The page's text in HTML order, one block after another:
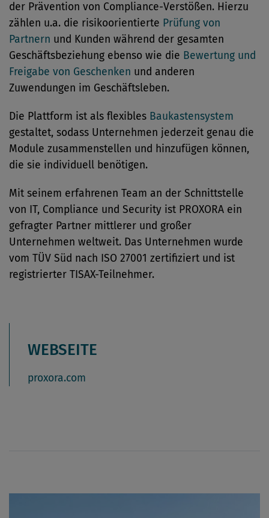
der Prävention von Compliance-Verstößen. Hierzu
zählen u.a. die risikoorientierte Prüfung von
Partnern und Kunden während der gesamten
Geschäftsbeziehung ebenso wie die Bewertung und
Freigabe von Geschenken und anderen
Zuwendungen im Geschäftsleben.
Die Plattform ist als flexibles Baukastensystem
gestaltet, sodass Unternehmen jederzeit genau die
Module zusammenstellen und hinzufügen können,
die sie individuell benötigen.
Mit seinem erfahrenen Team an der Schnittstelle
von IT, Compliance und Security ist PROXORA ein
gefragter Partner mittlerer und großer
Unternehmen weltweit. Das Unternehmen wurde
vom TÜV Süd nach ISO 27001 zertifiziert und ist
registrierter TISAX-Teilnehmer.
WEBSEITE
proxora.com